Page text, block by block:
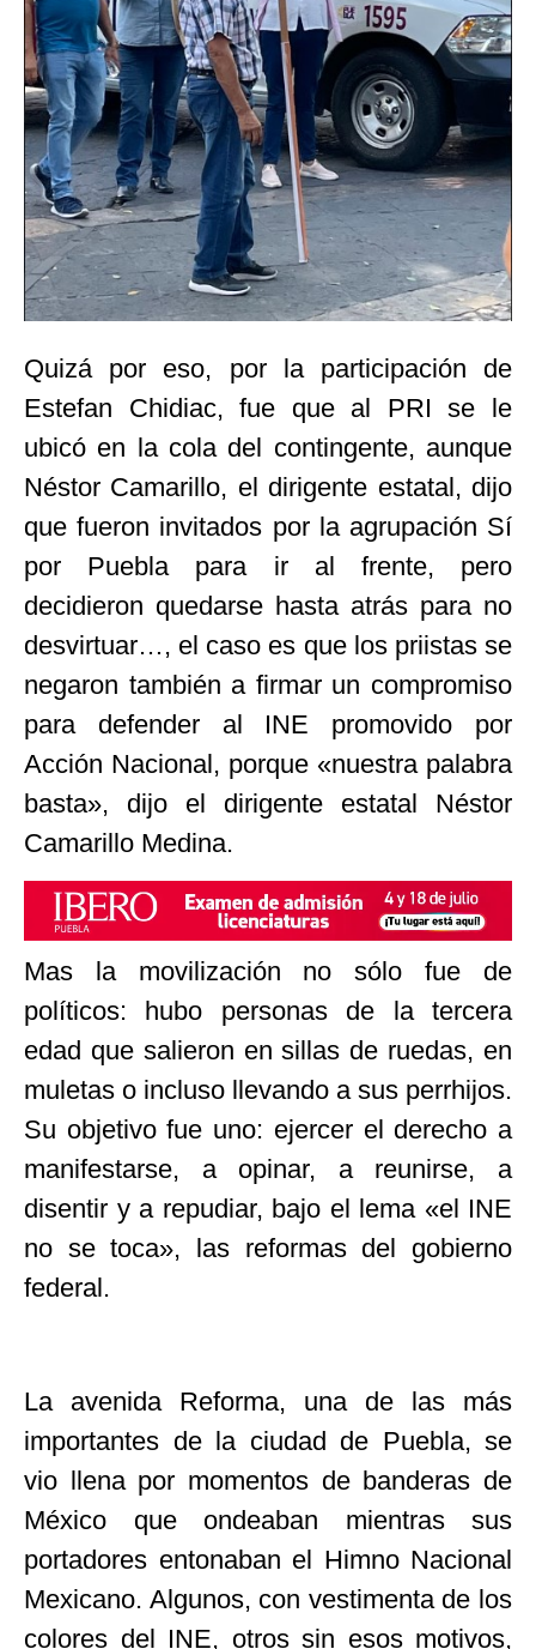
Quizá por eso, por la participación de
Estefan Chidiac, fue que al PRI se le
ubicó en la cola del contingente, aunque
Néstor Camarillo, el dirigente estatal, dijo
que fueron invitados por la agrupación Sí
por Puebla para ir al frente, pero
decidieron quedarse hasta atrás para no
desvirtuar…, el caso es que los priistas se
negaron también a firmar un compromiso
para defender al INE promovido por
Acción Nacional, porque «nuestra palabra
basta», dijo el dirigente estatal Néstor
Camarillo Medina.
Mas la movilización no sólo fue de
políticos: hubo personas de la tercera
edad que salieron en sillas de ruedas, en
muletas o incluso llevando a sus perrhijos.
Su objetivo fue uno: ejercer el derecho a
manifestarse, a opinar, a reunirse, a
disentir y a repudiar, bajo el lema «el INE
no se toca», las reformas del gobierno
federal.
La avenida Reforma, una de las más
importantes de la ciudad de Puebla, se
vio llena por momentos de banderas de
México que ondeaban mientras sus
portadores entonaban el Himno Nacional
Mexicano. Algunos, con vestimenta de los
colores del INE, otros sin esos motivos,